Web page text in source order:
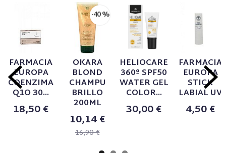
FARMACIA
EUROPA
COENZIMA
Q1O 30...
18,50 €
-40 %
OKARA
BLOND
CHAMPU
BRILLO
200ML
10,14 €
16,90 €
HELIOCARE
360º SPF50
WATER GEL
COLOR...
30,00 €
FARMACIA
EUROPA
STICK
LABIAL UV
4,50 €